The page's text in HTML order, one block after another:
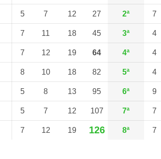
5 7 12 27 2ª 7
7 11 18 45 3ª 4
7 12 19 64 4ª 4
8 10 18 82 5ª 4
5 8 13 95 6ª 9
5 7 12 107 7ª 7
7 12 19 126 8ª 7